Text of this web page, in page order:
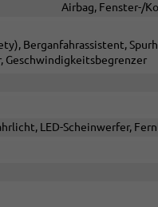
Airbag, Fenster-/
Berganfahrassistent,
Geschwindigkeitsbegrenzer
LED-Scheinwerfer,